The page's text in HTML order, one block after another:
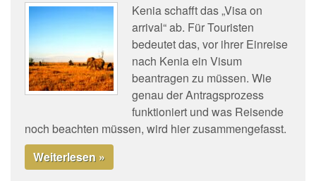
Kenia schafft das „Visa on
arrival“ ab. Für Touristen
bedeutet das, vor ihrer Einreise
nach Kenia ein Visum
beantragen zu müssen. Wie
genau der Antragsprozess
funktioniert und was Reisende
noch beachten müssen, wird hier zusammengefasst.
Weiterlesen »